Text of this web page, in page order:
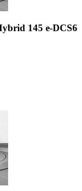
145 e-DCS6